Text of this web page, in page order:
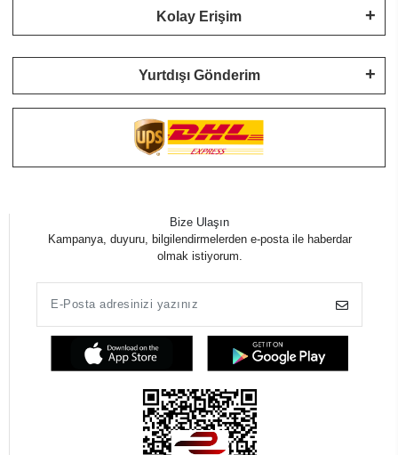
Kolay Erişim
Yurtdışı Gönderim
Bize Ulaşın
Kampanya, duyuru, bilgilendirmelerden e-posta ile haberdar
olmak istiyorum.